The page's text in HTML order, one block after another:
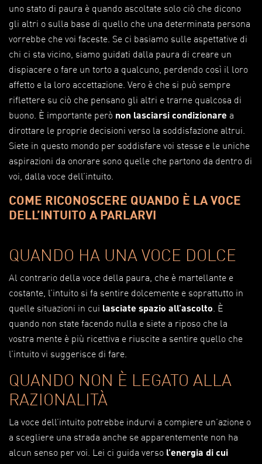
uno stato di paura è quando ascoltate solo ciò che dicono
gli altri o sulla base di quello che una determinata persona
vorrebbe che voi faceste. Se ci basiamo sulle aspettative di
chi ci sta vicino, siamo guidati dalla paura di creare un
dispiacere o fare un torto a qualcuno, perdendo così il loro
affetto e la loro accettazione. Vero è che si può sempre
riflettere su ciò che pensano gli altri e trarne qualcosa di
buono. È importante però non lasciarsi condizionare a
dirottare le proprie decisioni verso la soddisfazione altrui.
Siete in questo mondo per soddisfare voi stesse e le uniche
aspirazioni da onorare sono quelle che partono da dentro di
voi, dalla voce dell’intuito.
COME RICONOSCERE QUANDO È LA VOCE
DELL’INTUITO A PARLARVI
QUANDO HA UNA VOCE DOLCE
Al contrario della voce della paura, che è martellante e
costante, l’intuito si fa sentire dolcemente e soprattutto in
quelle situazioni in cui lasciate spazio all’ascolto. È
quando non state facendo nulla e siete a riposo che la
vostra mente è più ricettiva e riuscite a sentire quello che
l’intuito vi suggerisce di fare.
QUANDO NON È LEGATO ALLA
RAZIONALITÀ
La voce dell’intuito potrebbe indurvi a compiere un’azione o
a scegliere una strada anche se apparentemente non ha
alcun senso per voi. Lei ci guida verso l’energia di cui